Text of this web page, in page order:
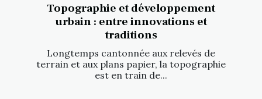
Topographie et développement
urbain : entre innovations et
traditions
Longtemps cantonnée aux relevés de
terrain et aux plans papier, la topographie
est en train de...